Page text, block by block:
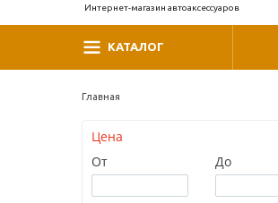
Интернет-магазин автоаксессуаров
КАТАЛОГ
Главная
Цена
От
До